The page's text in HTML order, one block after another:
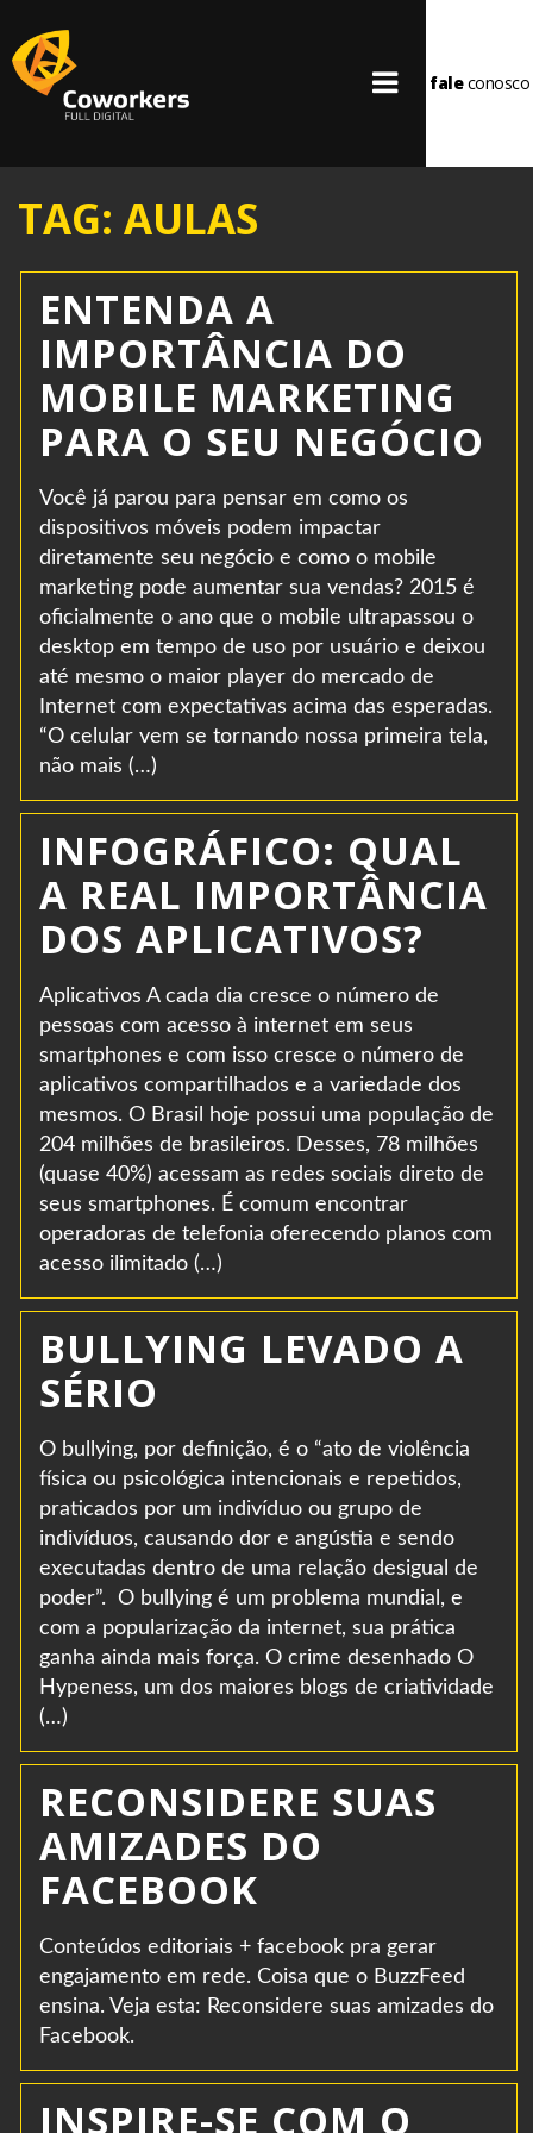
faleconosco
TAG: AULAS
ENTENDA A
IMPORTÂNCIA DO
MOBILE MARKETING
PARA O SEU NEGÓCIO
Você já parou para pensar em como os
dispositivos móveis podem impactar
diretamente seu negócio e como o mobile
marketing pode aumentar sua vendas? 2015 é
oficialmente o ano que o mobile ultrapassou o
desktop em tempo de uso por usuário e deixou
até mesmo o maior player do mercado de
Internet com expectativas acima das esperadas.
“O celular vem se tornando nossa primeira tela,
não mais (…)
INFOGRÁFICO: QUAL
A REAL IMPORTÂNCIA
DOS APLICATIVOS?
Aplicativos A cada dia cresce o número de
pessoas com acesso à internet em seus
smartphones e com isso cresce o número de
aplicativos compartilhados e a variedade dos
mesmos. O Brasil hoje possui uma população de
204 milhões de brasileiros. Desses, 78 milhões
(quase 40%) acessam as redes sociais direto de
seus smartphones. É comum encontrar
operadoras de telefonia oferecendo planos com
acesso ilimitado (…)
BULLYING LEVADO A
SÉRIO
O bullying, por definição, é o “ato de violência
física ou psicológica intencionais e repetidos,
praticados por um indivíduo ou grupo de
indivíduos, causando dor e angústia e sendo
executadas dentro de uma relação desigual de
poder”. O bullying é um problema mundial, e
com a popularização da internet, sua prática
ganha ainda mais força. O crime desenhado O
Hypeness, um dos maiores blogs de criatividade
(…)
RECONSIDERE SUAS
AMIZADES DO
FACEBOOK
Conteúdos editoriais + facebook pra gerar
engajamento em rede. Coisa que o BuzzFeed
ensina. Veja esta: Reconsidere suas amizades do
Facebook.
INSPIRE-SE COM O